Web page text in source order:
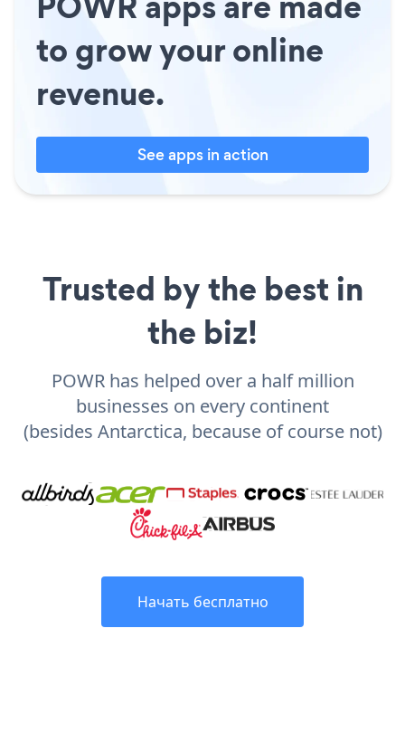
to grow your online
revenue.
See apps in action
Trusted by the best in
the biz!
POWR has helped over a half million
businesses on every continent
(besides Antarctica, because of course not)
Начать бесплатно